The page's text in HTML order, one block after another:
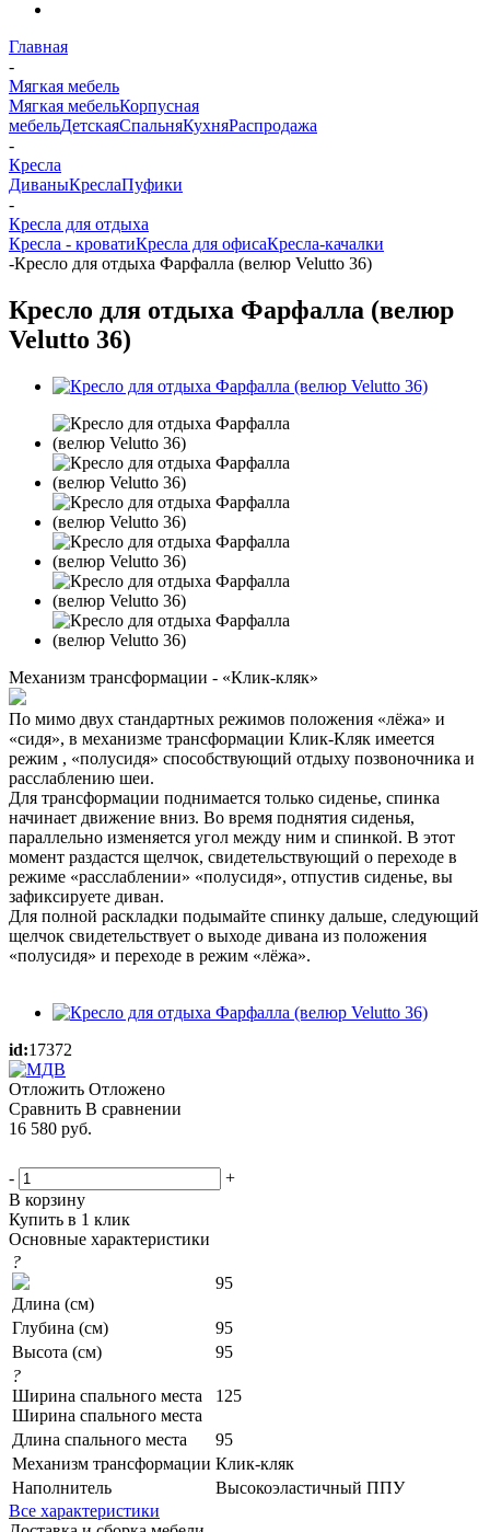
Главная
-
Мягкая мебель
Мягкая мебельКорпусная
мебельДетскаяСпальняКухняРаспродажа
-
Кресла
ДиваныКреслаПуфики
-
Кресла для отдыха
Кресла - кроватиКресла для офисаКресла-качалки
-Кресло для отдыха Фарфалла (велюр Velutto 36)
Кресло для отдыха Фарфалла (велюр
Velutto 36)
Механизм трансформации - «Клик-кляк»
По мимо двух стандартных режимов положения «лёжа» и
«сидя», в механизме трансформации Клик-Кляк имеется
режим , «полусидя» способствующий отдыху позвоночника и
расслаблению шеи.
Для трансформации поднимается только сиденье, спинка
начинает движение вниз. Во время поднятия сиденья,
параллельно изменяется угол между ним и спинкой. В этот
момент раздастся щелчок, свидетельствующий о переходе в
режиме «расслаблении» «полусидя», отпустив сиденье, вы
зафиксируете диван.
Для полной раскладки подымайте спинку дальше, следующий
щелчок свидетельствует о выходе дивана из положения
«полусидя» и переходе в режим «лёжа».
id:17372
Отложить Отложено
Сравнить В сравнении
16 580 руб.
-
+
В корзину
Купить в 1 клик
Основные характеристики
?
Длина (см)
95
Глубина (см)
95
Высота (см)
95
?
Ширина спального места
Ширина спального места
125
Длина спального места
95
Механизм трансформации Клик-кляк
Наполнитель
Высокоэластичный ППУ
Все характеристики